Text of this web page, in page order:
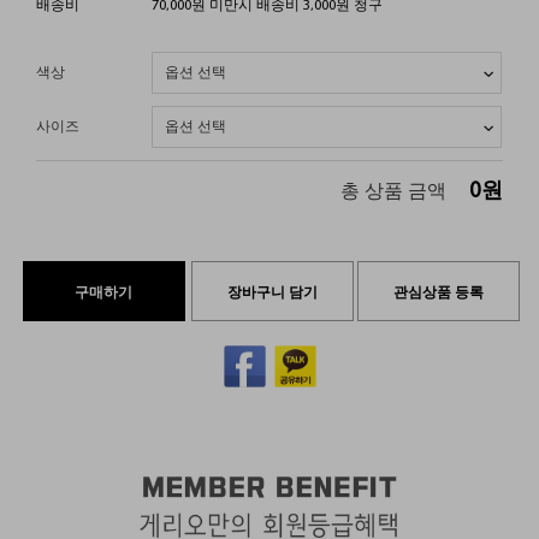
배송비 70,000원 미만시 배송비 3,000원 청구
색상
사이즈
총 상품 금액 0원
구매하기 장바구니 담기 관심상품 등록